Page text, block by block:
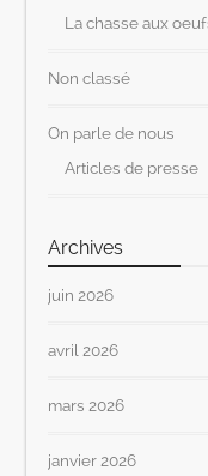
La chasse aux
Non classé
On parle de nous
Articles de presse
Archives
juin 2026
avril 2026
mars 2026
janvier 2026